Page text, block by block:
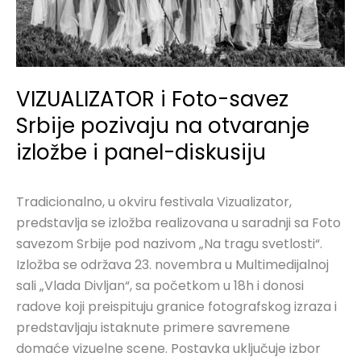
VIZUALIZATOR i Foto-savez
Srbije pozivaju na otvaranje
izložbe i panel-diskusiju
Tradicionalno, u okviru festivala Vizualizator,
predstavlja se izložba realizovana u saradnji sa Foto
savezom Srbije pod nazivom „Na tragu svetlosti“.
Izložba se održava 23. novembra u Multimedijalnoj
sali „Vlada Divljan“, sa početkom u 18h i donosi
radove koji preispituju granice fotografskog izraza i
predstavljaju istaknute primere savremene
domaće vizuelne scene. Postavka uključuje izbor
otvaranje
izložbe
i
diskusiju